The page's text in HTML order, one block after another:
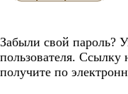
Забыли свой пароль?
пользователя. Ссылку
получите по